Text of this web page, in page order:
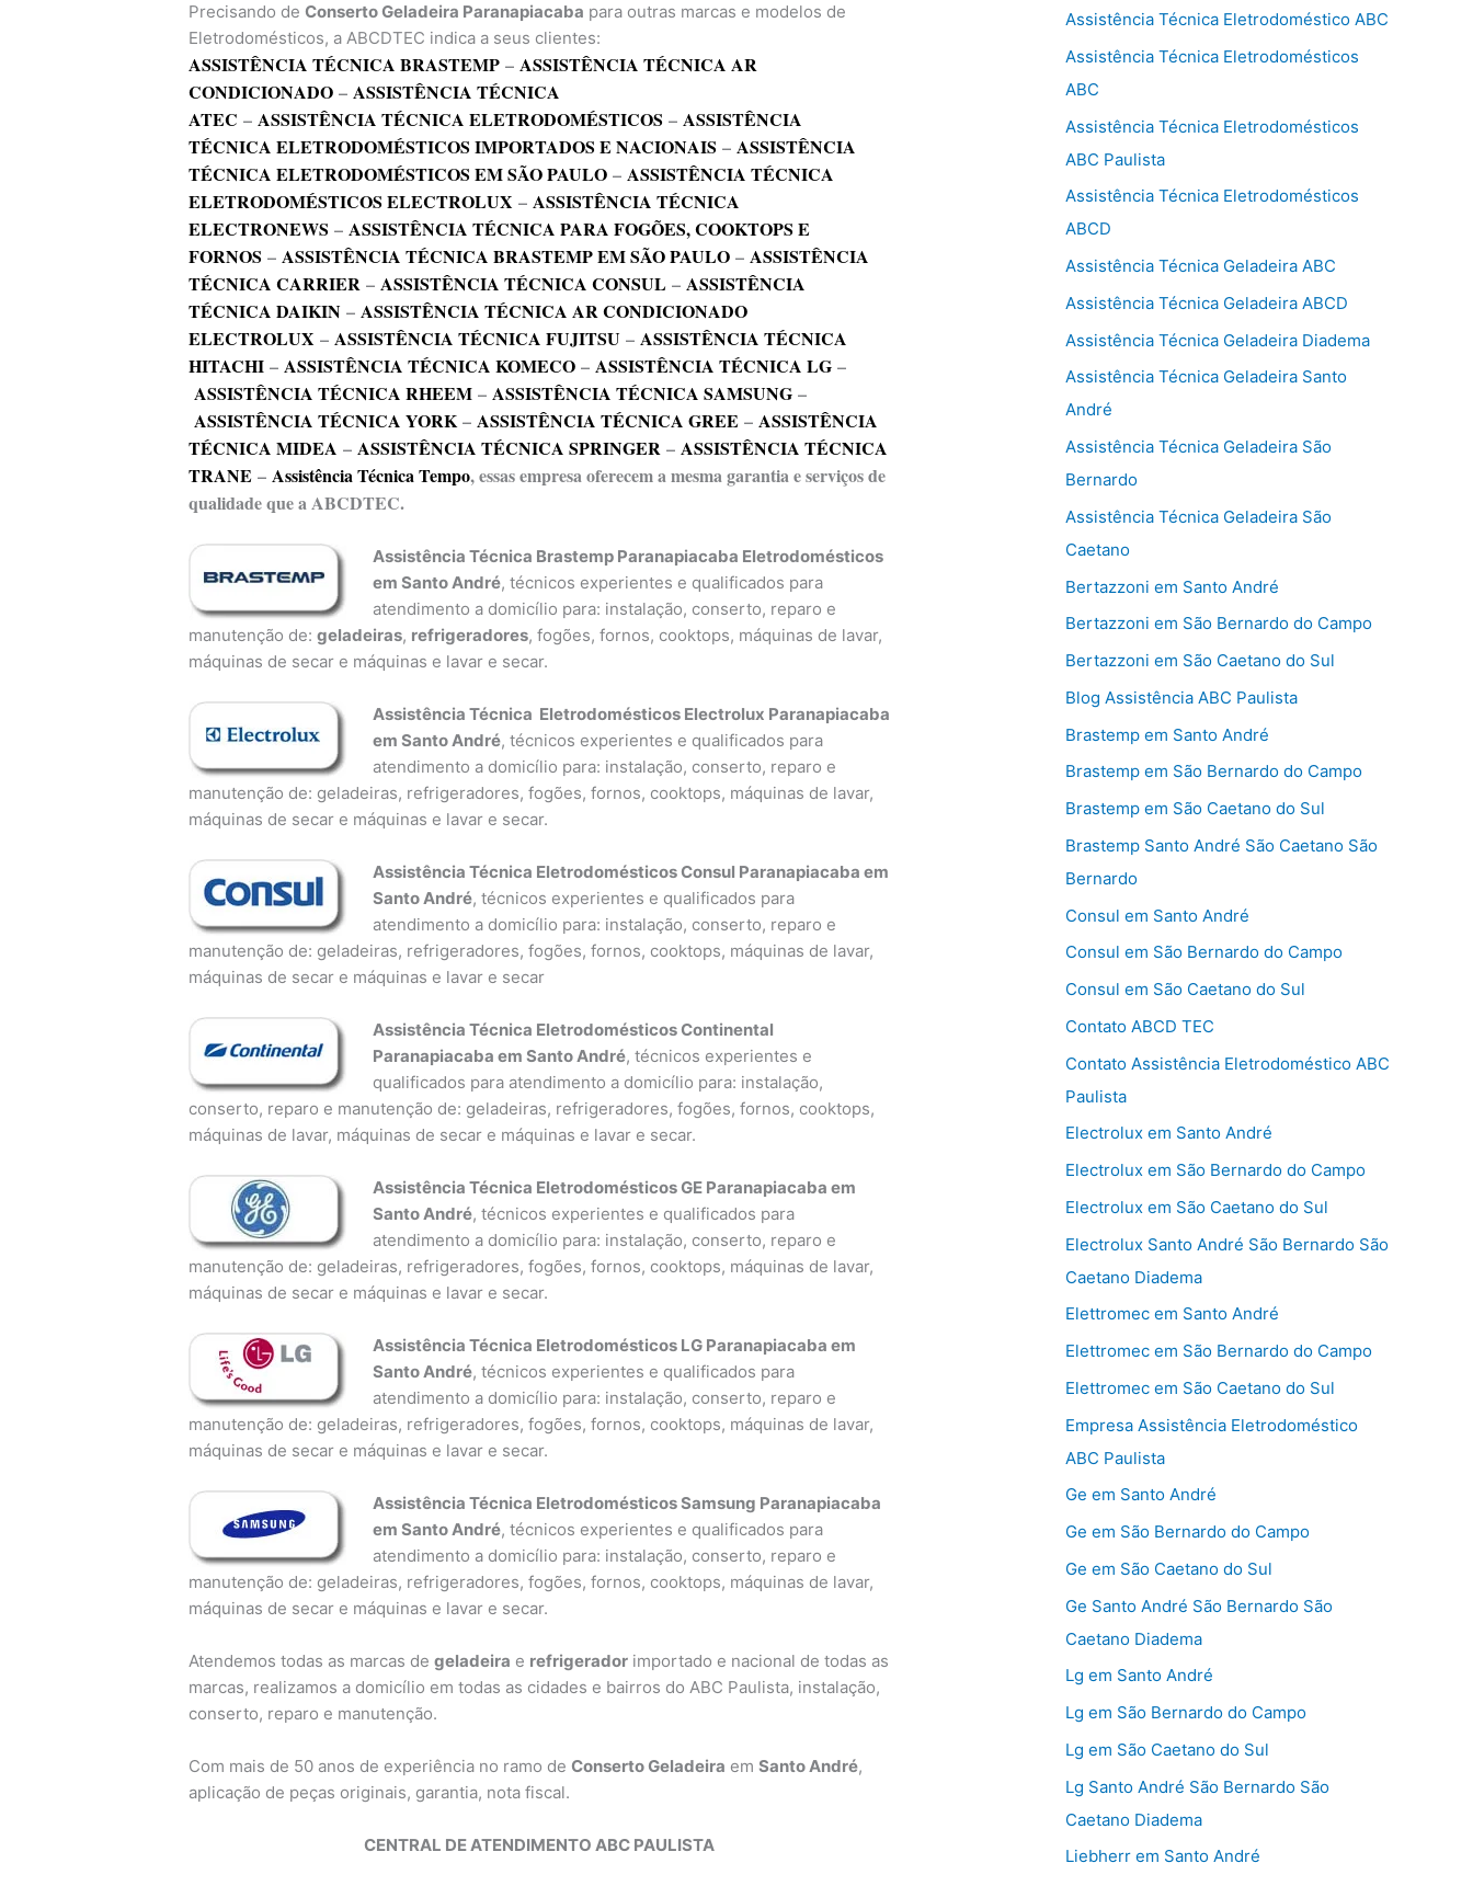
Precisando deConserto Geladeira Paranapiacaba para outras marcas e modelos de
Eletrodomésticos, a ABCDTEC indica a seus clientes:
ASSISTÊNCIA TÉCNICA BRASTEMP –ASSISTÊNCIA TÉCNICA AR
CONDICIONADO –ASSISTÊNCIA TÉCNICA
ATEC –ASSISTÊNCIA TÉCNICA ELETRODOMÉSTICOS –ASSISTÊNCIA
TÉCNICA ELETRODOMÉSTICOS IMPORTADOS E NACIONAIS –ASSISTÊNCIA
TÉCNICA ELETRODOMÉSTICOS EM SÃO PAULO –ASSISTÊNCIA TÉCNICA
ELETRODOMÉSTICOS ELECTROLUX –ASSISTÊNCIA TÉCNICA
ELECTRONEWS –ASSISTÊNCIA TÉCNICA PARA FOGÕES, COOKTOPS E
FORNOS –ASSISTÊNCIA TÉCNICA BRASTEMP EM SÃO PAULO –ASSISTÊNCIA
TÉCNICA CARRIER –ASSISTÊNCIA TÉCNICA CONSUL –ASSISTÊNCIA
TÉCNICA DAIKIN –ASSISTÊNCIA TÉCNICA AR CONDICIONADO
ELECTROLUX –ASSISTÊNCIA TÉCNICA FUJITSU –ASSISTÊNCIA TÉCNICA
HITACHI –ASSISTÊNCIA TÉCNICA KOMECO –ASSISTÊNCIA TÉCNICA LG –
ASSISTÊNCIA TÉCNICA RHEEM –ASSISTÊNCIA TÉCNICA SAMSUNG –
ASSISTÊNCIA TÉCNICA YORK–ASSISTÊNCIA TÉCNICA GREE –ASSISTÊNCIA
TÉCNICA MIDEA –ASSISTÊNCIA TÉCNICA SPRINGER –ASSISTÊNCIA TÉCNICA
TRANE –Assistência Técnica Tempo, essas empresa oferecem a mesma garantia e serviços de
qualidade que a ABCDTEC.
Assistência Técnica Brastemp Paranapiacaba Eletrodomésticos
em Santo André, técnicos experientes e qualificados para
atendimento a domicílio para: instalação, conserto, reparo e
manutenção de:geladeiras, refrigeradores, fogões, fornos, cooktops, máquinas de lavar,
máquinas de secar e máquinas e lavar e secar.
Assistência Técnica Eletrodomésticos Electrolux Paranapiacaba
em Santo André, técnicos experientes e qualificados para
atendimento a domicílio para: instalação, conserto, reparo e
manutenção de: geladeiras, refrigeradores, fogões, fornos, cooktops, máquinas de lavar,
máquinas de secar e máquinas e lavar e secar.
Assistência Técnica Eletrodomésticos Consul Paranapiacaba em
Santo André, técnicos experientes e qualificados para
atendimento a domicílio para: instalação, conserto, reparo e
manutenção de: geladeiras, refrigeradores, fogões, fornos, cooktops, máquinas de lavar,
máquinas de secar e máquinas e lavar e secar
Assistência Técnica Eletrodomésticos Continental
Paranapiacaba em Santo André, técnicos experientes e
qualificados para atendimento a domicílio para: instalação,
conserto, reparo e manutenção de: geladeiras, refrigeradores, fogões, fornos, cooktops,
máquinas de lavar, máquinas de secar e máquinas e lavar e secar.
Assistência Técnica Eletrodomésticos GE Paranapiacaba em
Santo André, técnicos experientes e qualificados para
atendimento a domicílio para: instalação, conserto, reparo e
manutenção de: geladeiras, refrigeradores, fogões, fornos, cooktops, máquinas de lavar,
máquinas de secar e máquinas e lavar e secar.
Assistência Técnica Eletrodomésticos LG Paranapiacaba em
Santo André, técnicos experientes e qualificados para
atendimento a domicílio para: instalação, conserto, reparo e
manutenção de: geladeiras, refrigeradores, fogões, fornos, cooktops, máquinas de lavar,
máquinas de secar e máquinas e lavar e secar.
Assistência Técnica Eletrodomésticos Samsung Paranapiacaba
em Santo André, técnicos experientes e qualificados para
atendimento a domicílio para: instalação, conserto, reparo e
manutenção de: geladeiras, refrigeradores, fogões, fornos, cooktops, máquinas de lavar,
máquinas de secar e máquinas e lavar e secar.
Atendemos todas as marcas degeladeira e refrigerador importado e nacional de todas as
marcas, realizamos a domicílio em todas as cidades e bairros do ABC Paulista, instalação,
conserto, reparo e manutenção.
Com mais de 50 anos de experiência no ramo deConserto Geladeira emSanto André,
aplicação de peças originais, garantia, nota fiscal.
CENTRAL DE ATENDIMENTO ABC PAULISTA
Assistência Técnica Eletrodoméstico ABC
Assistência Técnica Eletrodomésticos
ABC
Assistência Técnica Eletrodomésticos
ABC Paulista
Assistência Técnica Eletrodomésticos
ABCD
Assistência Técnica Geladeira ABC
Assistência Técnica Geladeira ABCD
Assistência Técnica Geladeira Diadema
Assistência Técnica Geladeira Santo
André
Assistência Técnica Geladeira São
Bernardo
Assistência Técnica Geladeira São
Caetano
Bertazzoni em Santo André
Bertazzoni em São Bernardo do Campo
Bertazzoni em São Caetano do Sul
Blog Assistência ABC Paulista
Brastemp em Santo André
Brastemp em São Bernardo do Campo
Brastemp em São Caetano do Sul
Brastemp Santo André São Caetano São
Bernardo
Consul em Santo André
Consul em São Bernardo do Campo
Consul em São Caetano do Sul
Contato ABCD TEC
Contato Assistência Eletrodoméstico ABC
Paulista
Electrolux em Santo André
Electrolux em São Bernardo do Campo
Electrolux em São Caetano do Sul
Electrolux Santo André São Bernardo São
Caetano Diadema
Elettromec em Santo André
Elettromec em São Bernardo do Campo
Elettromec em São Caetano do Sul
Empresa Assistência Eletrodoméstico
ABC Paulista
Ge em Santo André
Ge em São Bernardo do Campo
Ge em São Caetano do Sul
Ge Santo André São Bernardo São
Caetano Diadema
Lg em Santo André
Lg em São Bernardo do Campo
Lg em São Caetano do Sul
Lg Santo André São Bernardo São
Caetano Diadema
Liebherr em Santo André